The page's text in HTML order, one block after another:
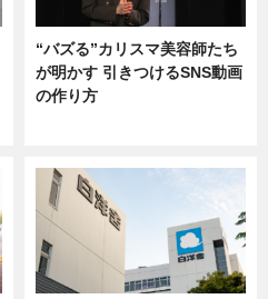
“バズる”カリスマ美容師たち
が明かす 引きつけるSNS動画
の作り方